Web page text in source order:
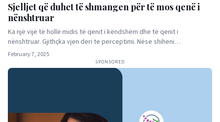
Sjelljet që duhet të shmangen për të mos qenë i
nënshtruar
Ka një vijë të hollë midis të qenit i këndshëm dhe të qenit i
nënshtruar. Gjithçka vjen deri te perceptimi. Nëse shiheni…
February 7, 2025
SPONSORED